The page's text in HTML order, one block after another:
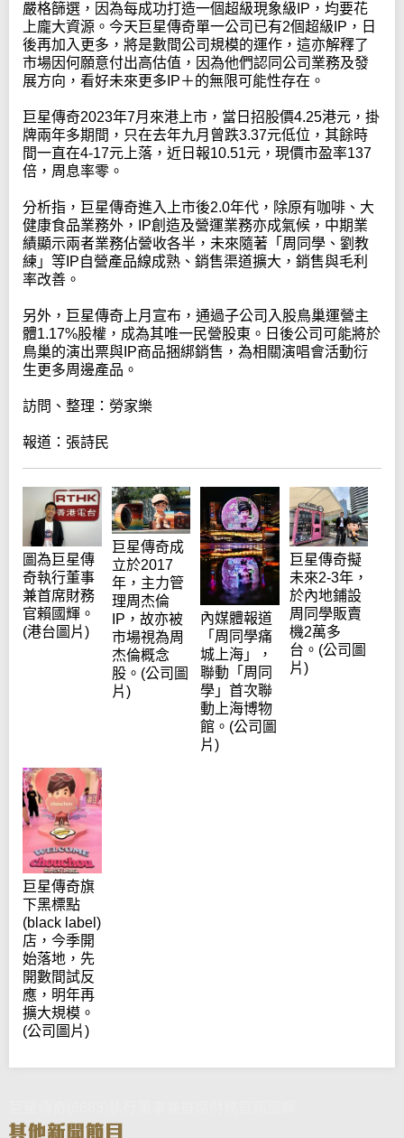
嚴格篩選，因為每成功打造一個超級現象級IP，均要花
上龐大資源。今天巨星傳奇單一公司已有2個超級IP，日
後再加入更多，將是數間公司規模的運作，這亦解釋了
市場因何願意付出高估值，因為他們認同公司業務及發
展方向，看好未來更多IP＋的無限可能性存在。
巨星傳奇2023年7月來港上市，當日招股價4.25港元，掛
牌兩年多期間，只在去年九月曾跌3.37元低位，其餘時
間一直在4-17元上落，近日報10.51元，現價市盈率137
倍，周息率零。
分析指，巨星傳奇進入上市後2.0年代，除原有咖啡、大
健康食品業務外，IP創造及營運業務亦成氣候，中期業
績顯示兩者業務佔營收各半，未來隨著「周同學、劉教
練」等IP自營產品線成熟、銷售渠道擴大，銷售與毛利
率改善。
另外，巨星傳奇上月宣布，通過子公司入股鳥巢運營主
體1.17%股權，成為其唯一民營股東。日後公司可能將於
鳥巢的演出票與IP商品捆綁銷售，為相關演唱會活動衍
生更多周邊產品。
訪問、整理：勞家樂
報道：張詩民
圖為巨星傳
奇執行董事
兼首席財務
官賴國輝。
(港台圖片)
巨星傳奇成
立於2017
年，主力管
理周杰倫
IP，故亦被
市場視為周
杰倫概念
股。(公司圖
片)
內媒體報道
「周同學痛
城上海」，
聯動「周同
學」首次聯
動上海博物
館。(公司圖
片)
巨星傳奇擬
未來2-3年，
於內地鋪設
周同學販賣
機2萬多
台。(公司圖
片)
巨星傳奇旗
下黑標點
(black label)
店，今季開
始落地，先
開數間試反
應，明年再
擴大規模。
(公司圖片)